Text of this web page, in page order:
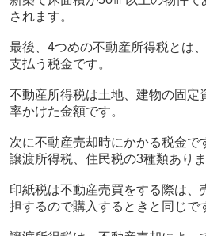
されます。
最後、4つめの不動産所得税とは
支払う税金です。
不動産所得税は土地、建物の固定
率かけた金額です。
次に不動産売却時にかかる税金で
譲渡所得税、住民税の3種類ありま
印紙税は不動産売買をする際は、
担するので購入するときと同じで